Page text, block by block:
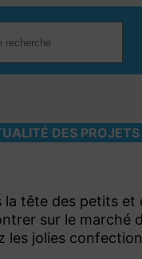
DES PROJETS
la tête des petits et
sur le marché
les jolies